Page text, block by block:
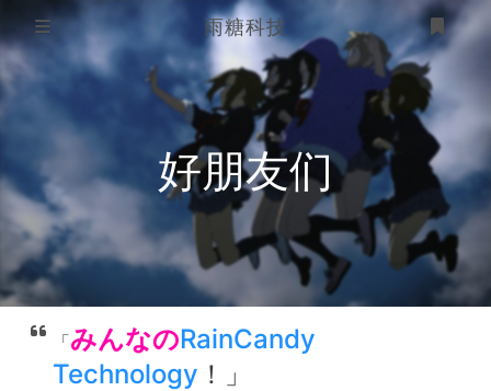
版权声明
侵权信息处理办法
魔改驱动
好朋友们
关于我们
雨糖科技
登录
好朋友们
「みんなのRainCandy
Technology ！」